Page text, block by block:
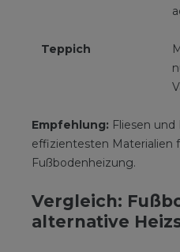
Teppich
Empfehlung: Fliesen
effizientesten Materialien
Fußbodenheizung.
Vergleich:
alternative